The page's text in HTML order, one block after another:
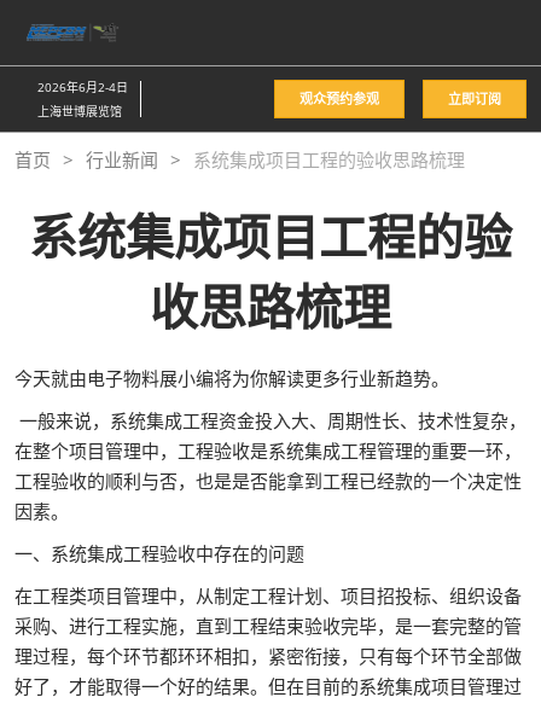
接
跳
至
内
2026年6月2-4日
上海世博展览馆
观众预约参观 立即订阅
首页 行业新闻 系统集成项目工程的验收思路梳理
系统集成项目工程的验
收思路梳理
今天就由电子物料展小编将为你解读更多行业新趋势。
一般来说，系统集成工程资金投入大、周期性长、技术性复杂，
在整个项目管理中，工程验收是系统集成工程管理的重要一环，
工程验收的顺利与否，也是是否能拿到工程已经款的一个决定性
因素。
一、系统集成工程验收中存在的问题
在工程类项目管理中，从制定工程计划、项目招投标、组织设备
采购、进行工程实施，直到工程结束验收完毕，是一套完整的管
理过程，每个环节都环环相扣，紧密衔接，只有每个环节全部做
好了，才能取得一个好的结果。但在目前的系统集成项目管理过